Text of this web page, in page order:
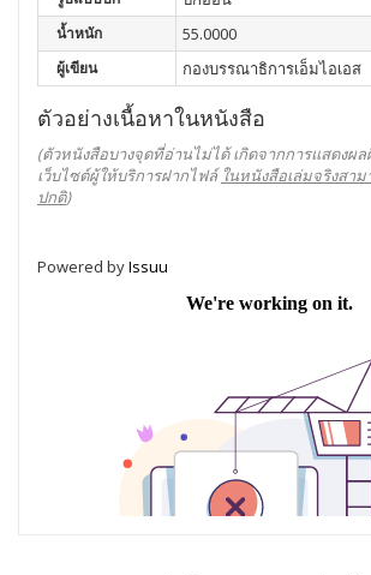
น้ำหนัก 55.0000
ผู้เขียน กองบรรณาธิการเอ็มไอเอส
ตัวอย่างเนื้อหาในหนังสือ
(ตัวหนังสือบางจุดที่อ่านไม่ได้ เกิดจากการแสดงผ
เว็บไซต์ผู้ให้บริการฝากไฟล์ ในหนังสือเล่มจริงสา
ปกติ)
Powered byIssuu